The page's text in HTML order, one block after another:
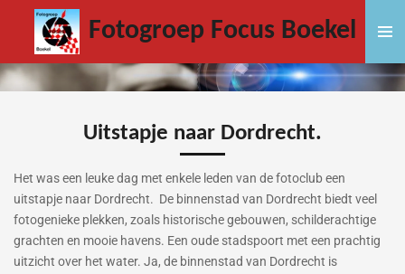
direct
de
Fotogroep Focus Boekel
Uitstapje naar Dordrecht.
Het was een leuke dag met enkele leden van de fotoclub een
uitstapje naar Dordrecht. De binnenstad van Dordrecht biedt veel
fotogenieke plekken, zoals historische gebouwen, schilderachtige
grachten en mooie havens. Een oude stadspoort met een prachtig
uitzicht over het water. Ja, de binnenstad van Dordrecht is